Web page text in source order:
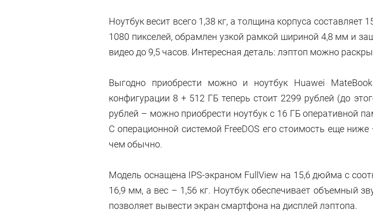
Ноутбук весит всего 1,38 кг, а толщина корпуса
1080 пикселей, обрамлен узкой рамкой шириной 4,8 мм и
видео до 9,5 часов. Интересная деталь: лэптоп можно
Выгодно приобрести можно и ноутбук Huawei
конфигурации 8 + 512 ГБ теперь стоит 2299 рублей (до
рублей – можно приобрести ноутбук с 16 ГБ оперативной
С операционной системой FreeDOS его стоимость еще
чем обычно.
Модель оснащена IPS-экраном FullView на 15,6 дюйма с
16,9 мм, а вес – 1,56 кг. Ноутбук обеспечивает объемный
позволяет вывести экран смартфона на дисплей лэптопа.